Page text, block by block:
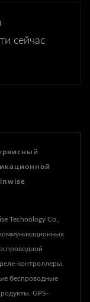
сейчас
Technology Co.,
контроллеры,
беспроводные
GPS-